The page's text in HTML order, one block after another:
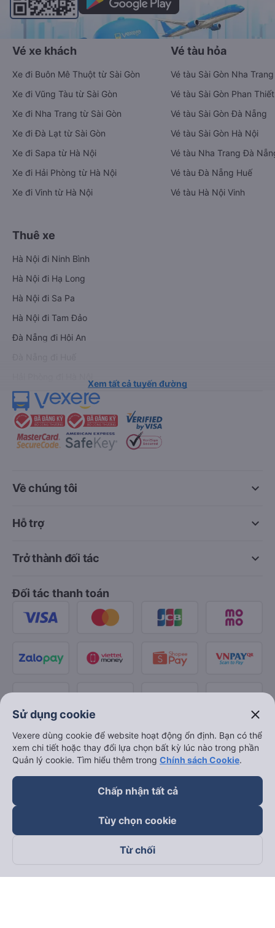
Vé xe khách
Xe đi Buôn Mê Thuột từ Sài Gòn
Xe đi Vũng Tàu từ Sài Gòn
Xe đi Nha Trang từ Sài Gòn
Xe đi Đà Lạt từ Sài Gòn
Xe đi Sapa từ Hà Nội
Xe đi Hải Phòng từ Hà Nội
Xe đi Vinh từ Hà Nội
Vé tàu hỏa
Vé tàu Sài Gòn Nha Trang
Vé tàu Sài Gòn Phan Thiết
Vé tàu Sài Gòn Đà Nẵng
Vé tàu Sài Gòn Hà Nội
Vé tàu Nha Trang Đà
Vé tàu Đà Nẵng Huế
Vé tàu Hà Nội Vinh
Thuê xe
Hà Nội đi Ninh Bình
Hà Nội đi Hạ Long
Hà Nội đi Sa Pa
Hà Nội đi Tam Đảo
Đà Nẵng đi Hội An
Xem tất cả tuyến đường
keyboard_arrow_down
Về chúng tôi
keyboard_arrow_down
Hỗ trợ
keyboard_arrow_down
Trở thành đối tác
Đối tác thanh toán
Theo dõi chúng tôi trên
Sử dụng cookie close
Vexere dùng cookie để website hoạt động ổn định. Bạn có thể
xem chi tiết hoặc thay đổi lựa chọn bất kỳ lúc nào trong phần
Quản lý cookie. Tìm hiểu thêm trong Chính sách Cookie.
Chấp nhận tất cả
Tùy chọn cookie
Từ chối